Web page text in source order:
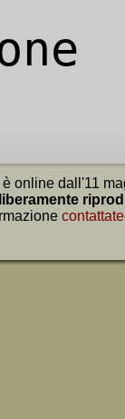
è online dall'11